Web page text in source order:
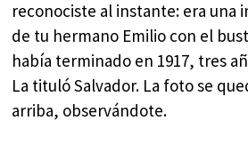
reconociste al instante: era una
de tu hermano Emilio con el
había terminado en 1917, tres
La tituló Salvador. La foto se
arriba, observándote.